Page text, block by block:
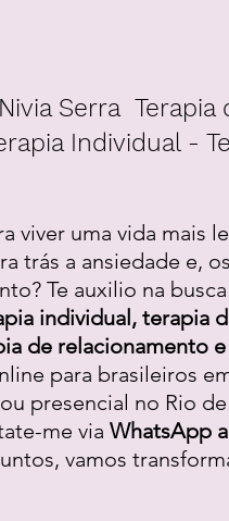
Serra Terapia
Individual -
viver uma vida mais
trás a ansiedade e,
Te auxilio na
individual, terapia
de relacionamento
para brasileiros
presencial no Rio
me via WhatsApp
vamos